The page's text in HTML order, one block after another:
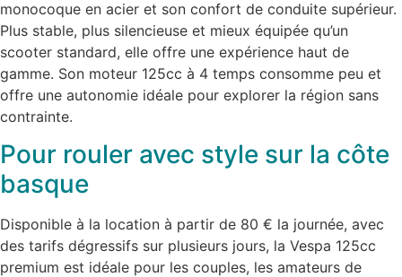
monocoque en acier et son confort de conduite supérieur.
Plus stable, plus silencieuse et mieux équipée qu’un
scooter standard, elle offre une expérience haut de
gamme. Son moteur 125cc à 4 temps consomme peu et
offre une autonomie idéale pour explorer la région sans
contrainte.
Pour rouler avec style sur la côte
basque
Disponible à la location à partir de 80 € la journée, avec
des tarifs dégressifs sur plusieurs jours, la Vespa 125cc
premium est idéale pour les couples, les amateurs de